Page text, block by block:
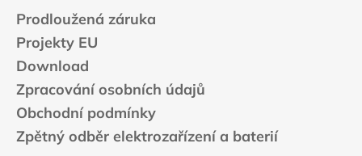
Prodloužená záruka
Projekty EU
Download
Zpracování osobních údajů
Obchodní podmínky
Zpětný odběr elektrozařízení a baterií